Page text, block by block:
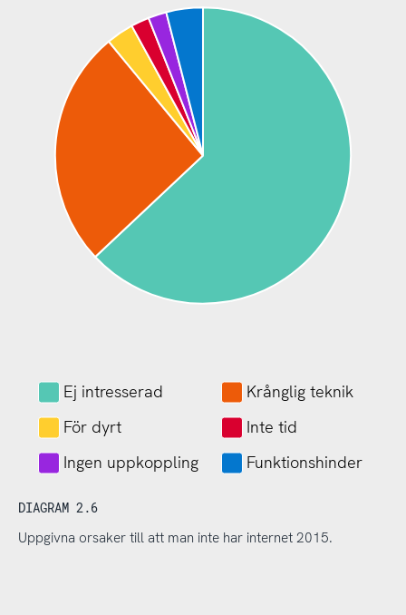
Ej intresserad
Krånglig teknik
För dyrt
Inte tid
Ingen uppkoppling
Funktionshinder
DIAGRAM 2.6
Uppgivna orsaker till att man inte har internet 2015.